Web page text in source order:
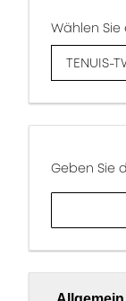
Wählen
TENUIS-
Geben Sie